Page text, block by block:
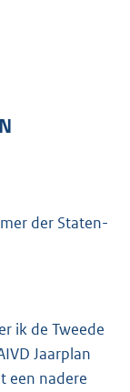
der Staten-
ik de Tweede
Jaarplan
een nadere